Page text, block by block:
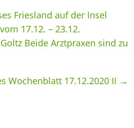
Friesland auf der Insel
17.12. – 23.12.
Beide Arztpraxen sind zu
Wochenblatt 17.12.2020 II →